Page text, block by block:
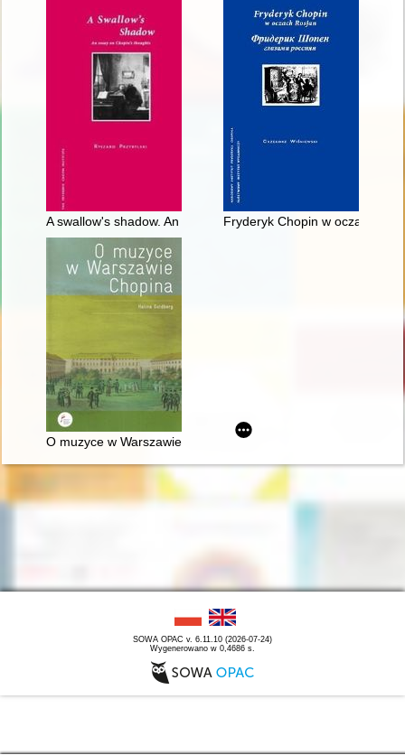
A swallow's shadow. An essay on Chopin's thoughts
Fryderyk Chopin w oczach
O muzyce w Warszawie Chopina
SOWA OPAC v. 6.11.10 (2026-07-24)
Wygenerowano w 0,4686 s.